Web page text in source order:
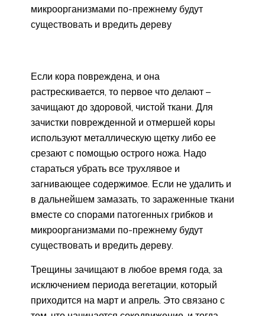
микроорганизмами по-прежнему будут
существовать и вредить дереву
Если кора повреждена, и она
растрескивается, то первое что делают –
зачищают до здоровой, чистой ткани. Для
зачистки поврежденной и отмершей коры
используют металлическую щетку либо ее
срезают с помощью острого ножа. Надо
стараться убрать все трухлявое и
загнивающее содержимое. Если не удалить и
в дальнейшем замазать, то зараженные ткани
вместе со спорами патогенных грибков и
микроорганизмами по-прежнему будут
существовать и вредить дереву.
Трещины зачищают в любое время года, за
исключением периода вегетации, который
приходится на март и апрель. Это связано с